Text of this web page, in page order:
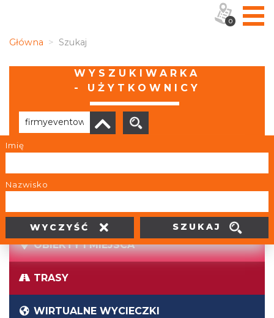
Główna Szukaj
WYSZUKIWARKA
- UŻYTKOWNICY
Imię
Nazwisko
WYCZYŚĆ SZUKAJ
Brak wyników
OBIEKTY I MIEJSCA
TRASY
WIRTUALNE WYCIECZKI
0